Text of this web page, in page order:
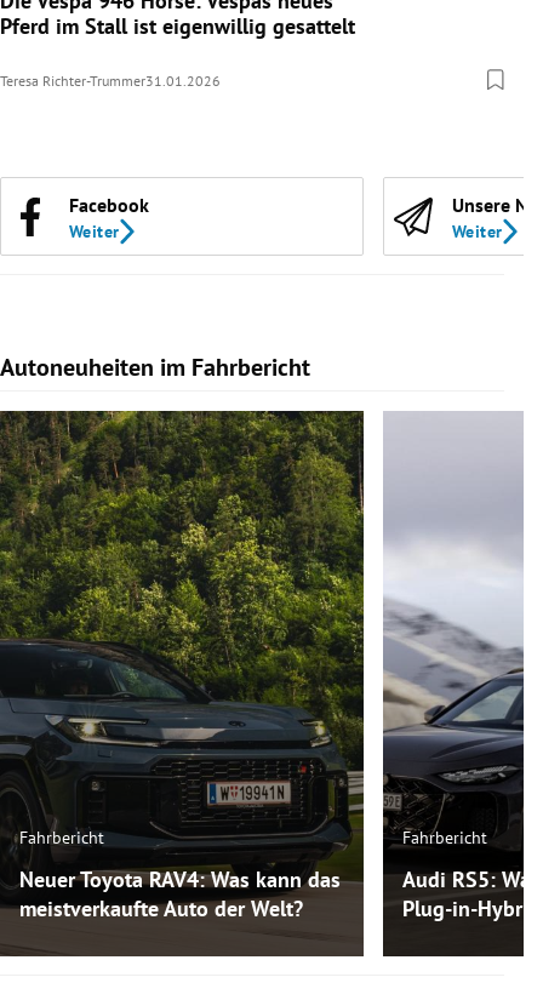
Pferd im Stall ist eigenwillig gesattelt
Teresa Richter-Trummer31.01.2026
Facebook
Weiter
Unsere
Weiter
Autoneuheiten im Fahrbericht
Slide 1 von 7
Fahrbericht
Neuer Toyota RAV4: Was kann das
meistverkaufte Auto der Welt?
Fahrbericht
Audi RS5:
Plug-in-